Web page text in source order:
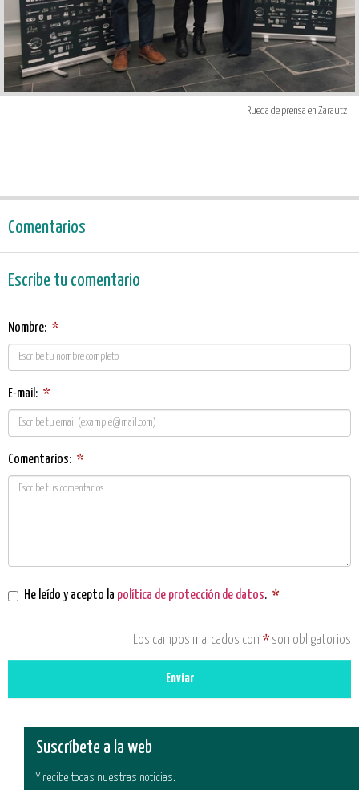
Rueda de prensa en Zarautz
Comentarios
Escribe tu comentario
Nombre: *
E-mail: *
Comentarios: *
He leído y acepto la política de protección de datos. *
Los campos marcados con * son obligatorios
Enviar
Suscríbete a la web
Y recibe todas nuestras noticias.